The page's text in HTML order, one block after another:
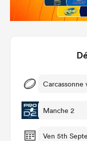
Carcassonne
Manche 2
Ven 5th